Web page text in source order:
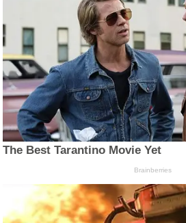
The Best Tarantino Movie Yet
Brainberries